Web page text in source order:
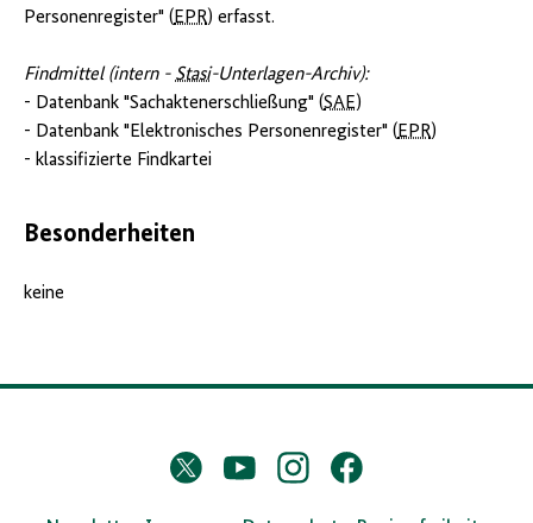
Personenregister" ( EPR) erfasst.
Findmittel (intern - Stasi-Unterlagen-Archiv):
- Datenbank "Sachaktenerschließung" (SAE)
- Datenbank "Elektronisches Personenregister" ( EPR)
- klassifizierte Findkartei
Besonderheiten
keine
D
Twitter
X
YouTubeInstagramFacebook